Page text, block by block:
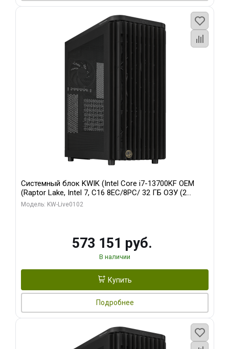
Системный блок KWIK (Intel Core i7-13700KF OEM
(Raptor Lake, Intel 7, C16 8EC/8PC/ 32 ГБ ОЗУ (2
модуля)/ Afox RTX4090 24GB GDDR6X 384-Bit 3xDP
Модель: KW-Live0102
573 151 руб.
В наличии
Купить
Подробнее